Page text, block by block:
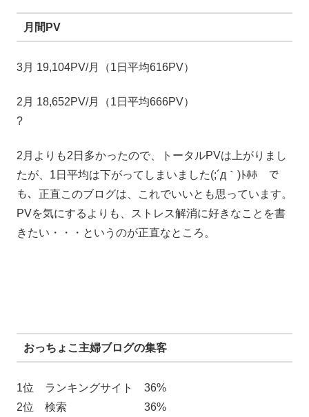
月間PV
3月 19,104PV/月（1日平均616PV）
2月 18,652PV/月（1日平均666PV）
?
2月よりも2日多かったので、トータルPVは上がりまし
たが、1日平均は下がってしまいました(;´д｀)ﾄﾎﾎ で
も、正直このブログは、これでいいとも思っています。
PVを気にするよりも、ストレス解消に好きなことを書
きたい・・・というのが正直なところ。
おっちょこ主婦ブログの集客
1位 ランキングサイト 36%
2位 検索 36%